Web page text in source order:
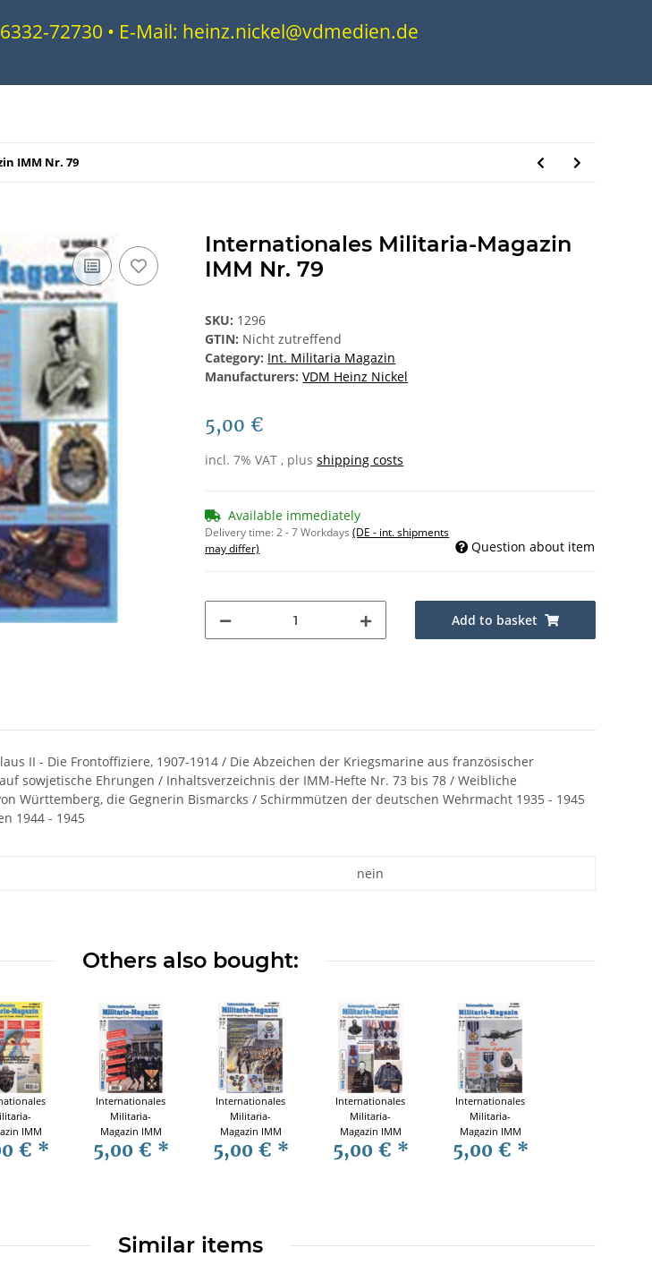
72730 • E-Mail: heinz.nickel@vdmedien.de
IMM Nr. 79
Internationales Militaria-Magazin
IMM Nr. 79
SKU: 1296
GTIN: Nicht zutreffend
Category: Int. Militaria Magazin
Manufacturers: VDM Heinz Nickel
5,00 €
incl. 7% VAT , plusshipping costs
Available immediately
Delivery time:2 - 7 Workdays(DE - int. shipments
may differ)
Question about item
Add to basket
II - Die Frontoffiziere, 1907-1914 / Die Abzeichen der Kriegsmarine aus französischer
sowjetische Ehrungen / Inhaltsverzeichnis der IMM-Hefte Nr. 73 bis 78 / Weibliche
Württemberg, die Gegnerin Bismarcks / Schirmmützen der deutschen Wehrmacht 1935 - 1945
1944 - 1945
nein
Others also bought:
IMM
84€ *
Internationales
Militaria-
Magazin IMM
Nr. 78
5,00 € *
Internationales
Militaria-
Magazin IMM
Nr. 85
5,00 € *
Internationales
Militaria-
Magazin IMM
Nr. 81
5,00 € *
Internationales
Militaria-
Magazin IMM
Nr. 90
5,00 € *
Similar items